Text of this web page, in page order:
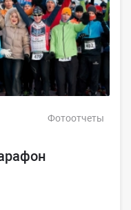
Фотоотчеты